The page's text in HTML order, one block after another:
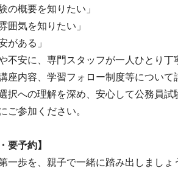
の概要を知りたい」
囲気を知りたい」
がある」
不安に、専門スタッフが一人ひとり丁
座内容、学習フォロー制度等につい
択への理解を深め、安心して公務員試
ご参加ください。
要予約】
一歩を、親子で一緒に踏み出しましょ